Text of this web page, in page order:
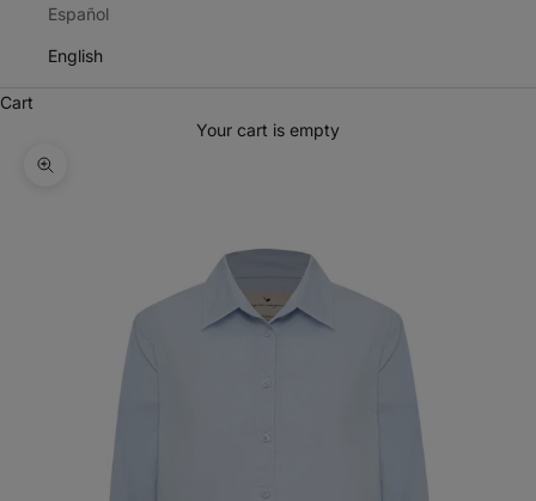
Español
English
Cart
Your cart is empty
Zoom picture